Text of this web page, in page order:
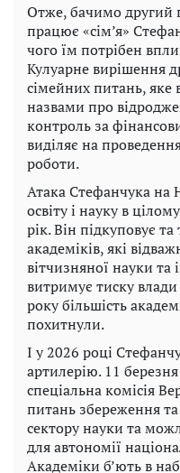
Отже, бачимо другий
працює «сім’я»
чого їм потрібен
Кулуарне вирішення
сімейних питань, яке
назвами про
контроль за
виділяє на
роботи.
Атака Стефанчука на
освіту і науку в
рік. Він підкуповує
академіків, які
вітчизняної науки та
витримує тиску
року більшість
похитнули.
І у 2026 році
артилерію. 11
спеціальна комісія
питань збереження
сектору науки та
для автономії
Академіки б’ють в